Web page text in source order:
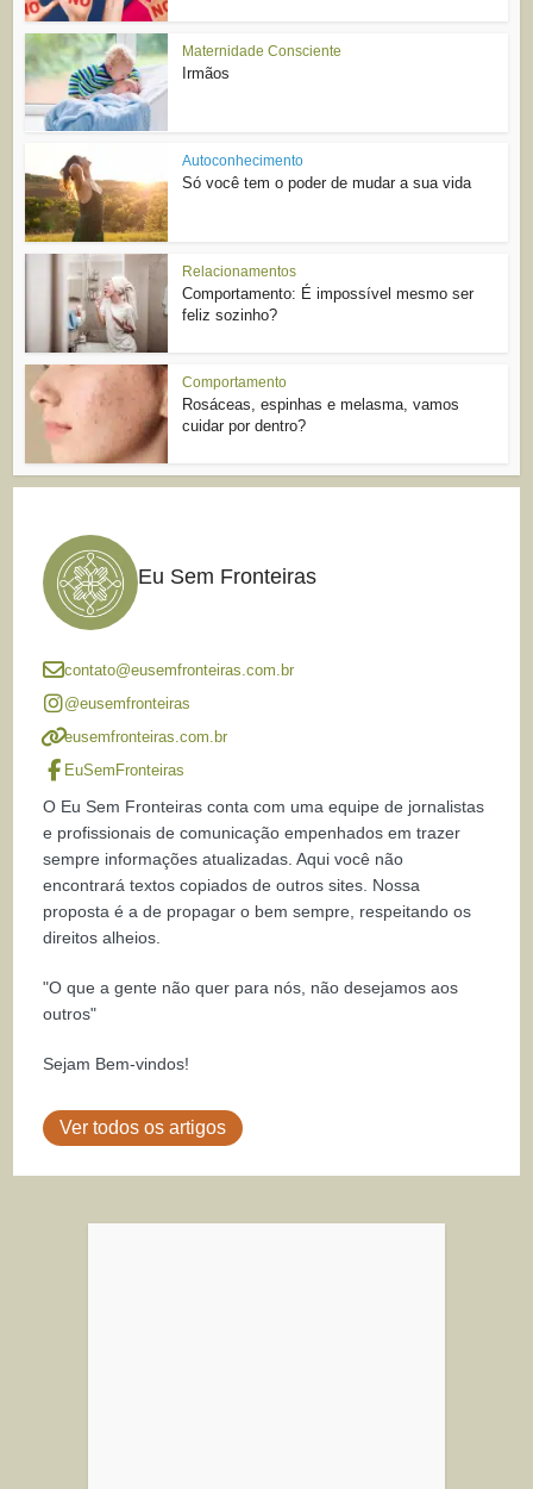
Maternidade Consciente
Irmãos
Autoconhecimento
Só você tem o poder de mudar a sua vida
Relacionamentos
Comportamento: É impossível mesmo ser
feliz sozinho?
Comportamento
Rosáceas, espinhas e melasma, vamos
cuidar por dentro?
Eu Sem Fronteiras
contato@eusemfronteiras.com.br
@eusemfronteiras
eusemfronteiras.com.br
EuSemFronteiras
O Eu Sem Fronteiras conta com uma equipe de jornalistas
e profissionais de comunicação empenhados em trazer
sempre informações atualizadas. Aqui você não
encontrará textos copiados de outros sites. Nossa
proposta é a de propagar o bem sempre, respeitando os
direitos alheios.
"O que a gente não quer para nós, não desejamos aos
outros"
Sejam Bem-vindos!
Ver todos os artigos